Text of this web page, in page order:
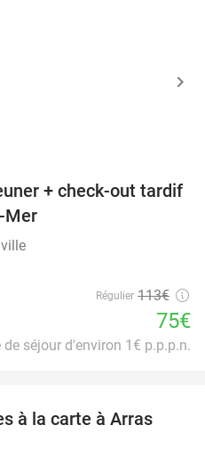
34%
+ check-out tardif
Mer
Régulier 113€
75€
de séjour d'environ 1€ p.p.p.n.
34%
à la carte à Arras